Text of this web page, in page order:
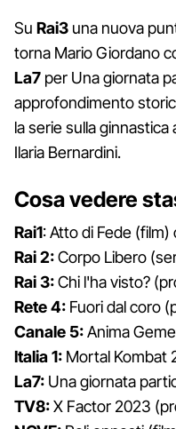
Su Rai3 una nuova
torna Mario Giordano
La7 per Una giornata
approfondimento
la serie sulla
Ilaria Bernardini.
Cosa vedere
Rai1: Atto di Fede (film)
Rai 2:Corpo Libero
Rai 3:Chi l'ha visto?
Rete 4: Fuori dal coro
Canale 5:Anima
Italia 1: Mortal Kombat
La7: Una giornata
TV8:X Factor 2023